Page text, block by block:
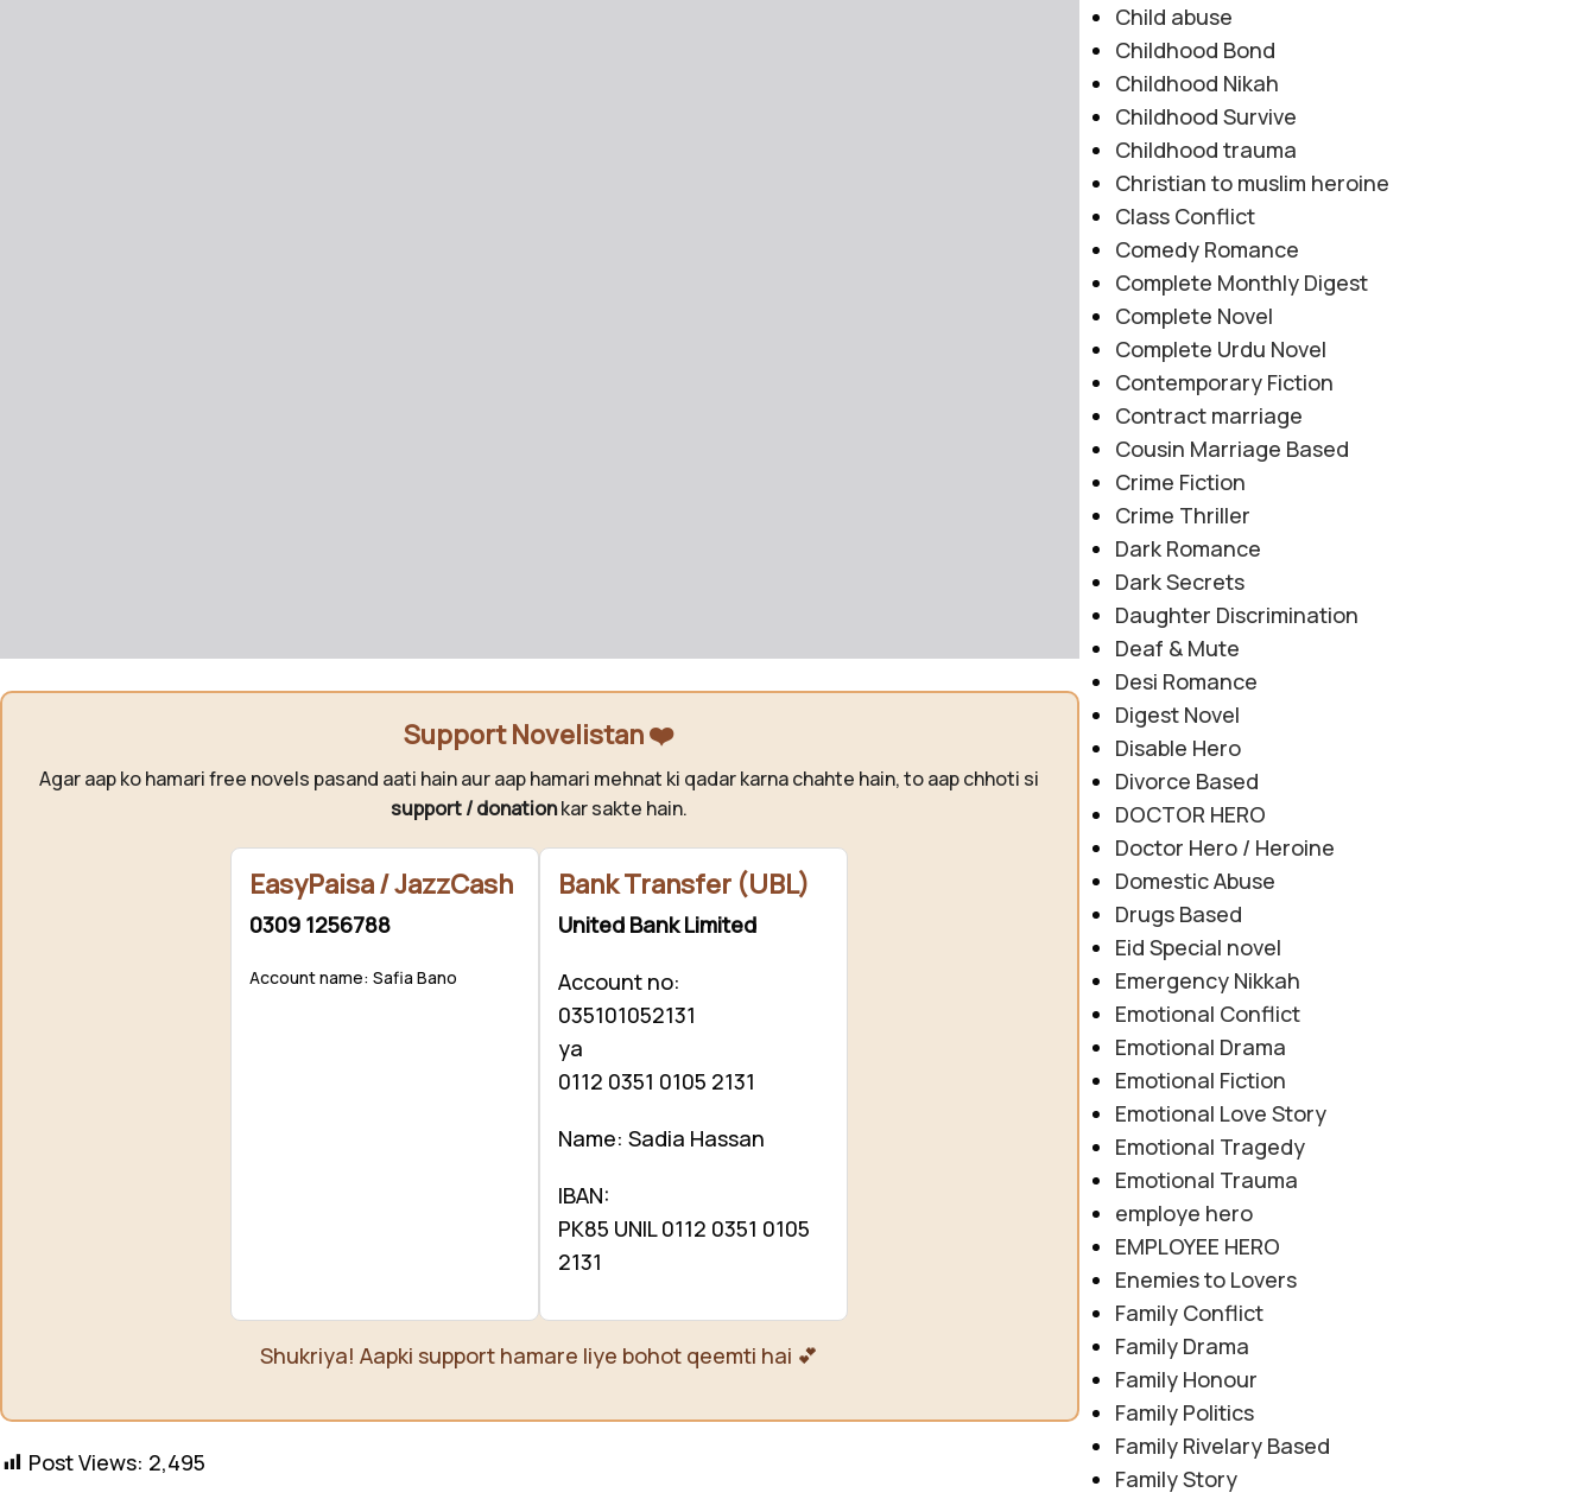
Support Novelistan ❤️
Agar aap ko hamari free novels pasand aati hain aur aap hamari mehnat ki qadar karna chahte hain, to aap chhoti si
support / donationkar sakte hain.
EasyPaisa / JazzCash
0309 1256788
Account name: Safia Bano
Bank Transfer (UBL)
United Bank Limited
Account no:
035101052131
ya
0112 0351 0105 2131
Name: Sadia Hassan
IBAN:
PK85 UNIL 0112 0351 0105
2131
Shukriya! Aapki support hamare liye bohot qeemti hai 💕
Post Views: 2,495
Child abuse
Childhood Bond
Childhood Nikah
Childhood Survive
Childhood trauma
Christian to muslim heroine
Class Conflict
Comedy Romance
Complete Monthly Digest
Complete Novel
Complete Urdu Novel
Contemporary Fiction
Contract marriage
Cousin Marriage Based
Crime Fiction
Crime Thriller
Dark Romance
Dark Secrets
Daughter Discrimination
Deaf & Mute
Desi Romance
Digest Novel
Disable Hero
Divorce Based
DOCTOR HERO
Doctor Hero / Heroine
Domestic Abuse
Drugs Based
Eid Special novel
Emergency Nikkah
Emotional Conflict
Emotional Drama
Emotional Fiction
Emotional Love Story
Emotional Tragedy
Emotional Trauma
employe hero
EMPLOYEE HERO
Enemies to Lovers
Family Conflict
Family Drama
Family Honour
Family Politics
Family Rivelary Based
Family Story